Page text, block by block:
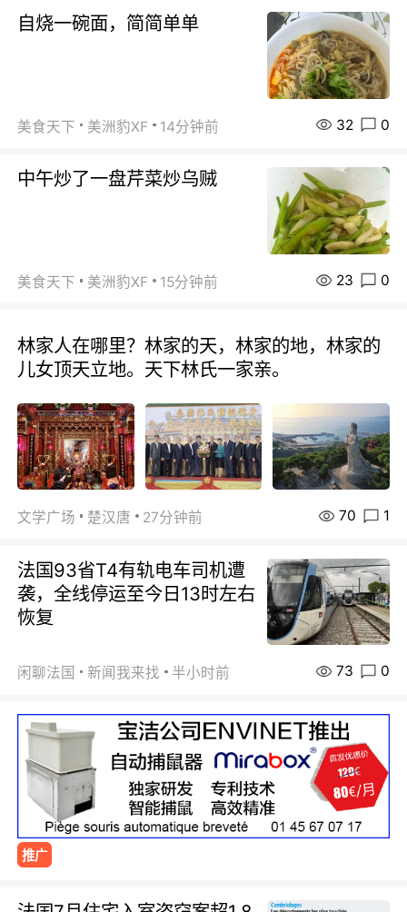
自烧一碗面，简简单单
美食天下 美洲豹XF 14分钟前 32 0
中午炒了一盘芹菜炒乌贼
美食天下 美洲豹XF 15分钟前 23 0
林家人在哪里？林家的天，林家的地，林家的
儿女顶天立地。天下林氏一家亲。
文学广场 楚汉唐 27分钟前 70 1
法国93省T4有轨电车司机遭
袭，全线停运至今日13时左右
恢复
闲聊法国 新闻我来找 半小时前 73 0
推广